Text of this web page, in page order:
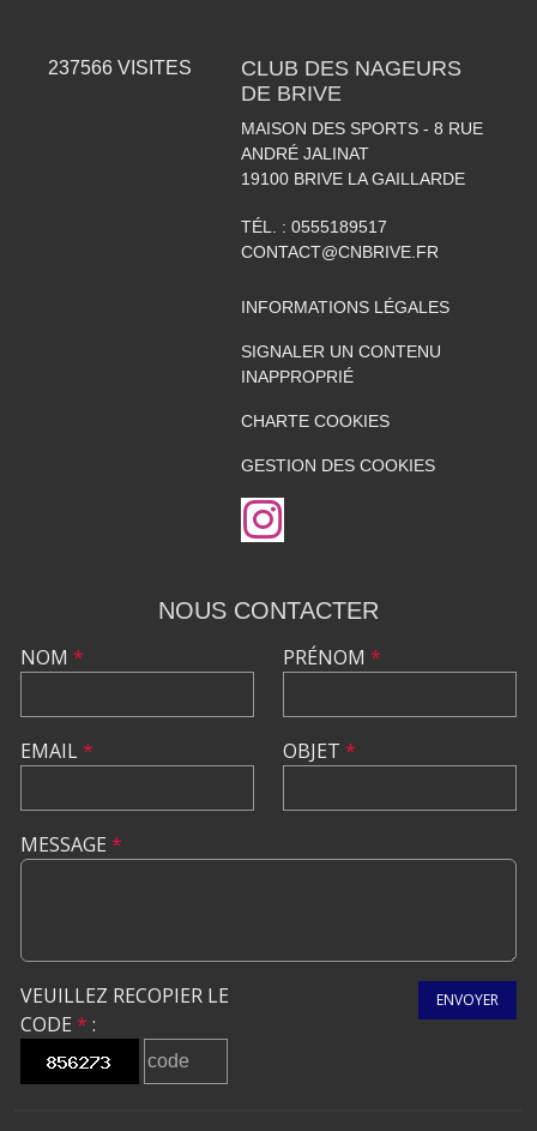
237566 VISITES
CLUB DES NAGEURS
DE BRIVE
MAISON DES SPORTS - 8 RUE
ANDRÉ JALINAT
19100 BRIVE LA GAILLARDE
TÉL. : 0555189517
CONTACT@CNBRIVE.FR
INFORMATIONS LÉGALES
SIGNALER UN CONTENU
INAPPROPRIÉ
CHARTE COOKIES
GESTION DES COOKIES
NOUS CONTACTER
NOM *
EMAIL*
PRÉNOM *
OBJET *
MESSAGE *
VEUILLEZ RECOPIER LE
CODE * :
ENVOYER